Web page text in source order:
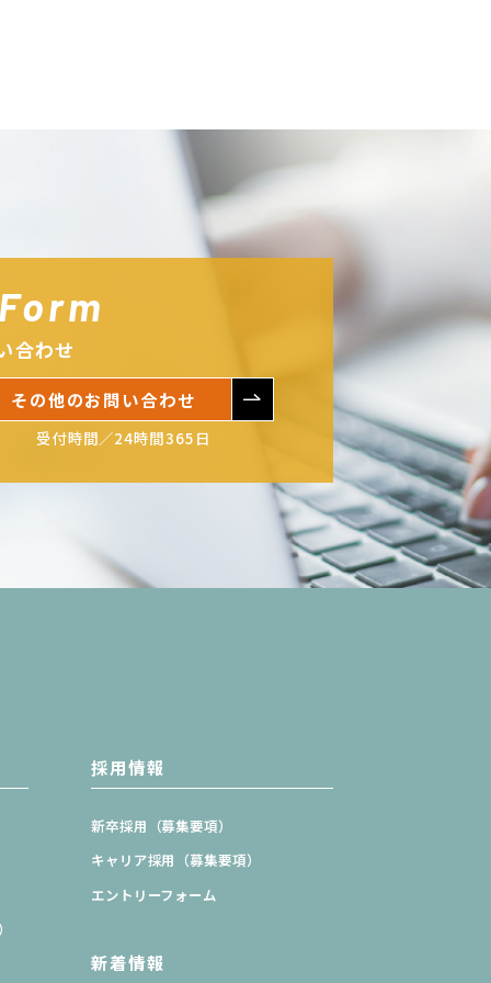
合わせ
その他のお問い合わせ
受付時間／24時間365日
採用情報
新卒採用（募集要項）
キャリア採用（募集要項）
エントリーフォーム
新着情報